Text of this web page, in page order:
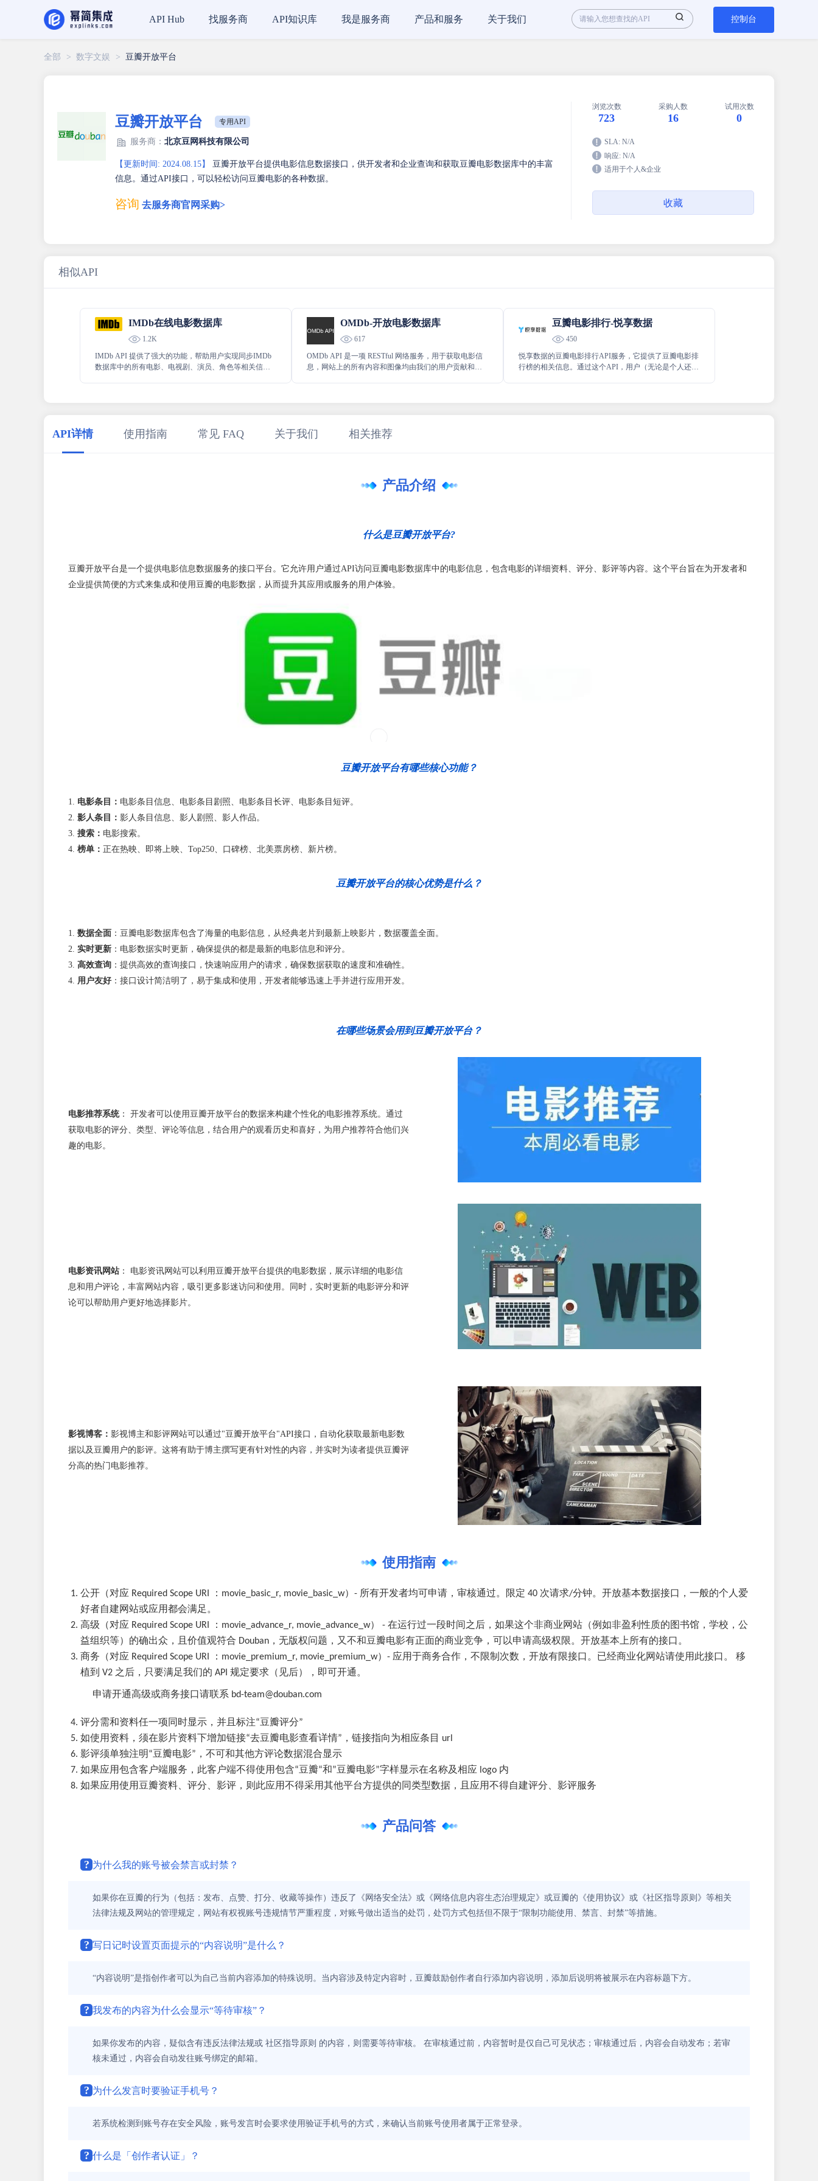
API Hub 找服务商 API知识库 我是服务商 产品和服务 关于我们 控制台
全部 > 数字文娱 > 豆瓣开放平台
豆瓣开放平台 专用API
服务商： 北京豆网科技有限公司
【更新时间: 2024.08.15】
豆瓣开放平台提供电影信息数据接口，供开发者和企业查询和获取豆瓣电影数据库中的丰富
信息。通过API接口，可以轻松访问豆瓣电影的各种数据。
咨询 去服务商官网采购>
浏览次数
723
采购人数
16
试用次数
0
SLA: N/A
响应: N/A
适用于个人&企业
收藏
相似API
IMDb在线电影数据库
1.2K
IMDb API 提供了强大的功能，帮助用户实现同步IMDb
数据库中的所有电影、电视剧、演员、角色等相关信
OMDb-开放电影数据库
617
OMDb API 是一项 RESTful 网络服务，用于获取电影信
息，网站上的所有内容和图像均由我们的用户贡献和维
豆瓣电影排行-悦享数据
450
悦享数据的豆瓣电影排行API服务，它提供了豆瓣电影排
行榜的相关信息。通过这个API，用户（无论是个人还是
API详情 使用指南 常见 FAQ 关于我们 相关推荐
产品介绍
什么是豆瓣开放平台?
豆瓣开放平台是一个提供电影信息数据服务的接口平台。它允许用户通过API访问豆瓣电影数据库中的电影信息，包含电影的详细资料、评分、影评等内容。这个平台旨在为开发者和
企业提供简便的方式来集成和使用豆瓣的电影数据，从而提升其应用或服务的用户体验。
豆瓣开放平台有哪些核心功能？
电影条目： 电影条目信息、电影条目剧照、电影条目长评、电影条目短评。
影人条目： 影人条目信息、影人剧照、影人作品。
搜索： 电影搜索。
榜单： 正在热映、即将上映、Top250、口碑榜、北美票房榜、新片榜。
豆瓣开放平台的核心优势是什么？
数据全面 ：豆瓣电影数据库包含了海量的电影信息，从经典老片到最新上映影片，数据覆盖全面。
实时更新 ：电影数据实时更新，确保提供的都是最新的电影信息和评分。
高效查询 ：提供高效的查询接口，快速响应用户的请求，确保数据获取的速度和准确性。
用户友好 ：接口设计简洁明了，易于集成和使用，开发者能够迅速上手并进行应用开发。
在哪些场景会用到豆瓣开放平台？
电影推荐系统： 开发者可以使用豆瓣开放平台的数据来构建个性化的电影推荐系统。通过
获取电影的评分、类型、评论等信息，结合用户的观看历史和喜好，为用户推荐符合他们兴
趣的电影。
电影资讯网站 ： 电影资讯网站可以利用豆瓣开放平台提供的电影数据，展示详细的电影信
息和用户评论，丰富网站内容，吸引更多影迷访问和使用。同时，实时更新的电影评分和评
论可以帮助用户更好地选择影片。
影视博客： 影视博主和影评网站可以通过"豆瓣开放平台"API接口，自动化获取最新电影数
据以及豆瓣用户的影评。这将有助于博主撰写更有针对性的内容，并实时为读者提供豆瓣评
分高的热门电影推荐。
使用指南
公开（对应 Required Scope URI ：movie_basic_r, movie_basic_w）- 所有开发者均可申请，审核通过。限定 40 次请求/分钟。开放基本数据接口，一般的个人爱
好者自建网站或应用都会满足。
高级（对应 Required Scope URI ：movie_advance_r, movie_advance_w） - 在运行过一段时间之后，如果这个非商业网站（例如非盈利性质的图书馆，学校，公
益组织等）的确出众，且价值观符合 Douban，无版权问题，又不和豆瓣电影有正面的商业竞争，可以申请高级权限。开放基本上所有的接口。
商务（对应 Required Scope URI ：movie_premium_r, movie_premium_w）- 应用于商务合作，不限制次数，开放有限接口。已经商业化网站请使用此接口。 移
植到 V2 之后，只要满足我们的 API 规定要求（见后），即可开通。
申请开通高级或商务接口请联系 bd-team@douban.com
评分需和资料任一项同时显示，并且标注“豆瓣评分”
如使用资料，须在影片资料下增加链接“去豆瓣电影查看详情”，链接指向为相应条目 url
影评须单独注明“豆瓣电影”，不可和其他方评论数据混合显示
如果应用包含客户端服务，此客户端不得使用包含“豆瓣“和”豆瓣电影”字样显示在名称及相应 logo 内
如果应用使用豆瓣资料、评分、影评，则此应用不得采用其他平台方提供的同类型数据，且应用不得自建评分、影评服务
产品问答
? 为什么我的账号被会禁言或封禁？
如果你在豆瓣的行为（包括：发布、点赞、打分、收藏等操作）违反了《网络安全法》或《网络信息内容生态治理规定》或豆瓣的《使用协议》或《社区指导原则》等相关
法律法规及网站的管理规定，网站有权视账号违规情节严重程度，对账号做出适当的处罚，处罚方式包括但不限于“限制功能使用、禁言、封禁”等措施。
? 写日记时设置页面提示的“内容说明”是什么？
“内容说明”是指创作者可以为自己当前内容添加的特殊说明。当内容涉及特定内容时，豆瓣鼓励创作者自行添加内容说明，添加后说明将被展示在内容标题下方。
? 我发布的内容为什么会显示“等待审核”？
如果你发布的内容，疑似含有违反法律法规或 社区指导原则 的内容，则需要等待审核。 在审核通过前，内容暂时是仅自己可见状态；审核通过后，内容会自动发布；若审
核未通过，内容会自动发往账号绑定的邮箱。
? 为什么发言时要验证手机号？
若系统检测到账号存在安全风险，账号发言时会要求使用验证手机号的方式，来确认当前账号使用者属于正常登录。
? 什么是「创作者认证」？